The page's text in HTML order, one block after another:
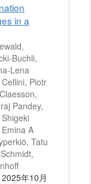
in a
Buchli,
Lena
Piotr
Pandey,
A
Tatu
年10月